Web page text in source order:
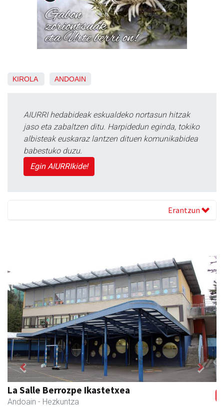
KIROLA ANDOAIN
AIURRI hedabideak eskualdeko nortasun hitzak
jaso eta zabaltzen ditu. Harpidedun eginda, tokiko
albisteak euskaraz lantzen dituen komunikabidea
babestuko duzu.
Egin AIURRIkide!
Erantzun
Txindoki taberna
Andoain -
Previous Next